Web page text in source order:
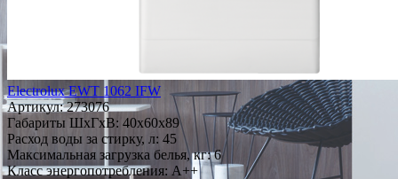
Electrolux EWT 1062 IFW
Артикул:273076
Габариты ШxГxВ: 40x60x89
Расход воды за стирку, л: 45
Максимальная загрузка белья, кг: 6
Класс энергопотребления: A++